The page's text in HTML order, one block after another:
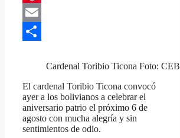
Pinterest
Email
Cardenal Toribio Ticona Foto: CEB
El cardenal Toribio Ticona convocó
ayer a los bolivianos a celebrar el
aniversario patrio el próximo 6 de
agosto con mucha alegría y sin
sentimientos de odio.